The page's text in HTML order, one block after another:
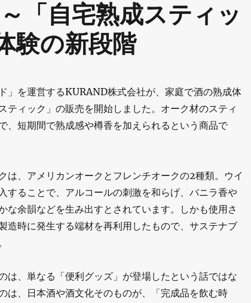
「自宅熟成スティッ
験の新段階
」を運営するKURAND株式会社が、家庭で酒の熟成体
ティック」の販売を開始しました。オーク材のスティ
、短期間で熟成感や樽香を加えられるという商品で
は、アメリカンオークとフレンチオークの2種類。ウイ
することで、アルコールの刺激を和らげ、バニラ香や
な余韻などを生み出すとされています。しかも使用さ
造時に発生する端材を再利用したもので、サステナブ
は、単なる「便利グッズ」が登場したという話ではな
は、日本酒や酒文化そのものが、「完成品を飲む時